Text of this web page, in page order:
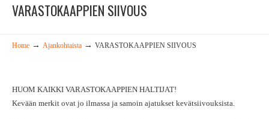
VARASTOKAAPPIEN SIIVOUS
Home → Ajankohtaista → VARASTOKAAPPIEN SIIVOUS
HUOM KAIKKI VARASTOKAAPPIEN HALTIJAT!
Kevään merkit ovat jo ilmassa ja samoin ajatukset kevätsiivouksista.